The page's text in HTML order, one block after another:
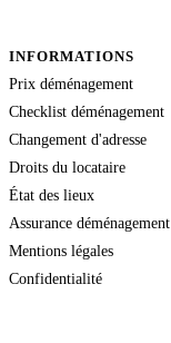
INFORMATIONS
Prix déménagement
Checklist déménagement
Changement d'adresse
Droits du locataire
État des lieux
Assurance déménagement
Mentions légales
Confidentialité